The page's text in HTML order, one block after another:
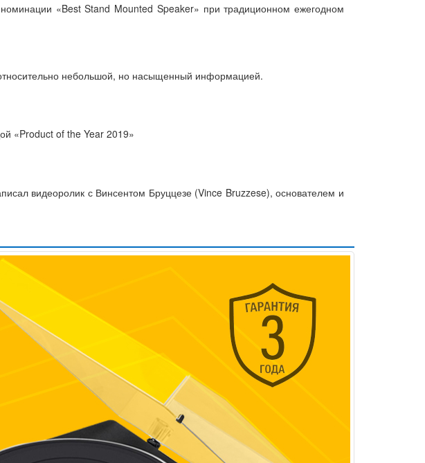
«Best Stand Mounted Speaker» при традиционном ежегодном
небольшой, но насыщенный информацией.
«Product of the Year 2019»
видеоролик с Винсентом Бруццезе (Vince Bruzzese), основателем и